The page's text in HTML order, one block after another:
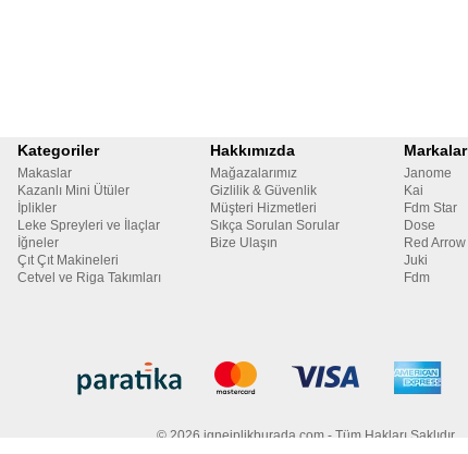
Kategoriler
Makaslar
Kazanlı Mini Ütüler
İplikler
Leke Spreyleri ve İlaçlar
İğneler
Çıt Çıt Makineleri
Cetvel ve Riga Takımları
Hakkımızda
Mağazalarımız
Gizlilik & Güvenlik
Müşteri Hizmetleri
Sıkça Sorulan Sorular
Bize Ulaşın
Markalar
Janome
Kai
Fdm Star
Dose
Red Arrow
Juki
Fdm
© 2026 igneiplikburada.com - Tüm Hakları Saklıdır.